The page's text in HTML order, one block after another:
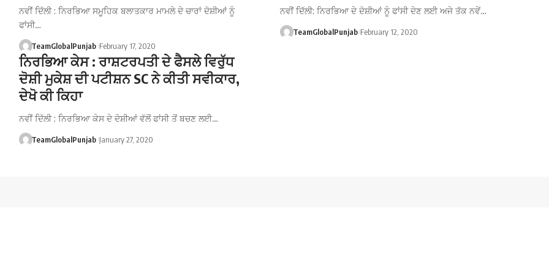
ਨਵੀਂ ਦਿੱਲੀ : ਨਿਰਭਿਆ ਸਮੂਹਿਕ ਬਲਾਤਕਾਰ ਮਾਮਲੇ ਦੇ ਚਾਰਾਂ ਦੋਸ਼ੀਆਂ ਨੂੰ
ਫਾਂਸੀ…
TeamGlobalPunjab February 17, 2020
ਨਵੀਂ ਦਿੱਲੀ: ਨਿਰਭਿਆ ਦੇ ਦੋਸ਼ੀਆਂ ਨੂੰ ਫਾਂਸੀ ਦੇਣ ਲਈ ਅਜੇ ਤੱਕ ਨਵੇਂ…
TeamGlobalPunjab February 12, 2020
ਨਿਰਭਿਆ ਕੇਸ : ਰਾਸ਼ਟਰਪਤੀ ਦੇ ਫੈਸਲੇ ਵਿਰੁੱਧ
ਦੋਸ਼ੀ ਮੁਕੇਸ਼ ਦੀ ਪਟੀਸ਼ਨ SC ਨੇ ਕੀਤੀ ਸਵੀਕਾਰ,
ਦੇਖੋ ਕੀ ਕਿਹਾ
ਨਵੀਂ ਦਿੱਲੀ : ਨਿਰਭਿਆ ਕੇਸ ਦੇ ਦੋਸ਼ੀਆਂ ਵੱਲੋਂ ਫਾਂਸੀ ਤੋਂ ਬਚਣ ਲਈ…
TeamGlobalPunjab January 27, 2020